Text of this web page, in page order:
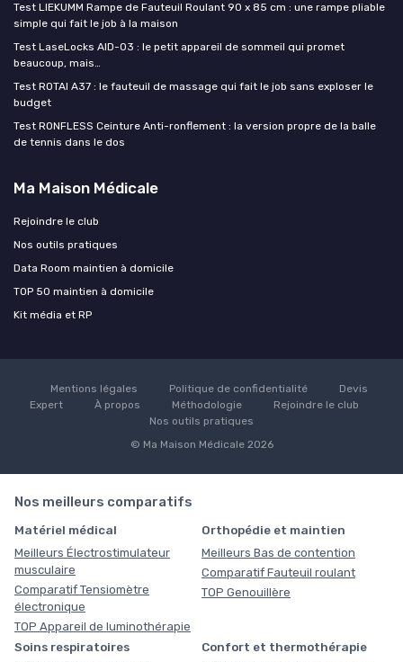
Test LIEKUMM Rampe de Fauteuil Roulant 90 x 85 cm : une rampe pliable
simple qui fait le job à la maison
Test LaseLocks AID-03 : le petit appareil de sommeil qui promet
beaucoup, mais…
Test ROTAI A37 : le fauteuil de massage qui fait le job sans exploser le
budget
Test RONFLESS Ceinture Anti-ronflement : la version propre de la balle
de tennis dans le dos
Ma Maison Médicale
Rejoindre le club
Nos outils pratiques
Data Room maintien à domicile
TOP 50 maintien à domicile
Kit média et RP
Mentions légales Politique de confidentialité
Devis
Expert
À propos Méthodologie
Rejoindre le club
Nos outils pratiques
© Ma Maison Médicale 2026
Nos meilleurs comparatifs
Matériel médical
Meilleurs Électrostimulateur
musculaire
Comparatif Tensiomètre
électronique
TOP Appareil de luminothérapie
Orthopédie et maintien
Meilleurs Bas de contention
Comparatif Fauteuil roulant
TOP Genouillère
Soins respiratoires Confort et thermothérapie